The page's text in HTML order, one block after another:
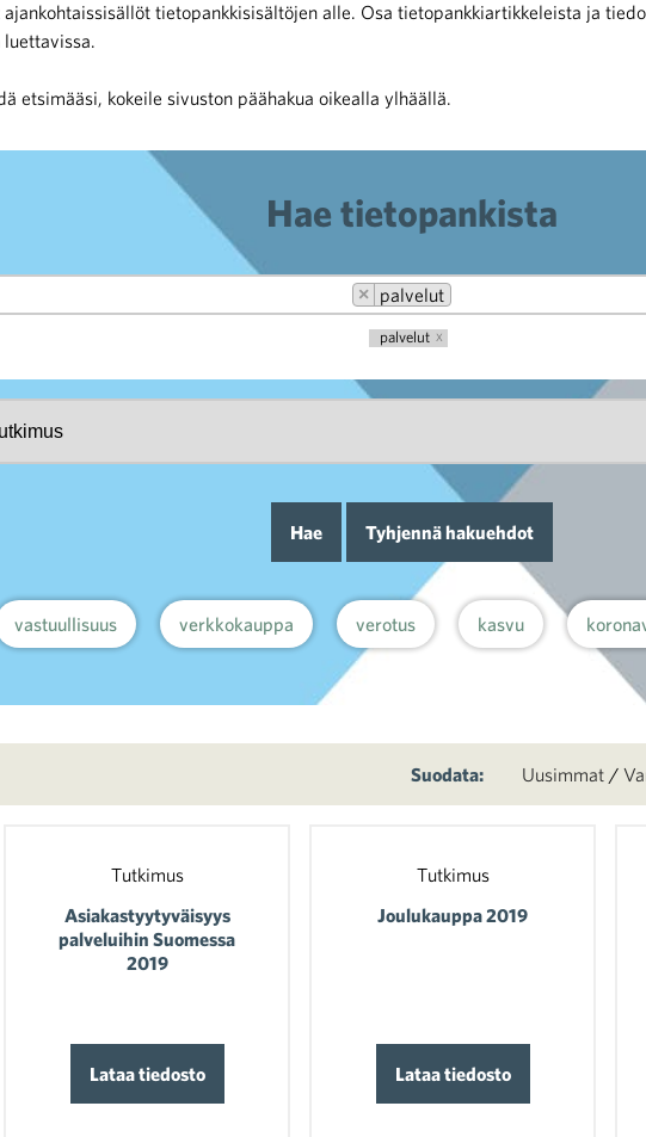
tietopankkisisältöjen alle. Osa tietopankkiartikkeleista ja
etsimääsi, kokeile sivuston päähakua oikealla ylhäällä.
Hae tietopankista
× palvelut
palvelut X
Hae Tyhjennä hakuehdot
vastuullisuus verkkokauppa verotus kasvu
Suodata: Uusimmat /
Tutkimus
Asiakastyytyväisyys
palveluihin Suomessa
2019
Lataa tiedosto
Tutkimus
Joulukauppa 2019
Lataa tiedosto